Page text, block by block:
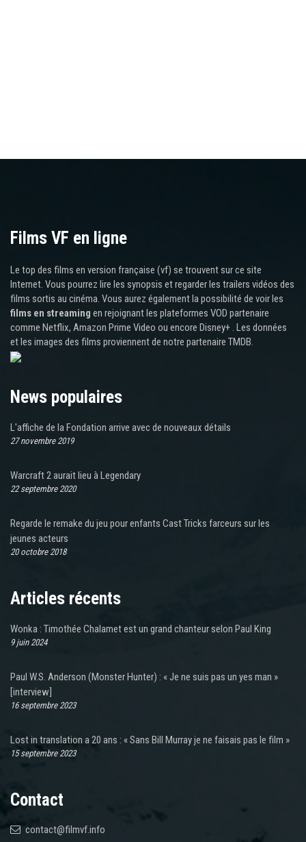
Films VF en ligne
Le top des films en version française (vf) se trouvent sur ce site
Internet. Vous pourrez lire les synopsis et regarder les trailers vidéos des
films sortis au cinéma. Vous aurez également la possibilité de voir les
films en streaming en rejoignant les plateformes VOD partenaire
comme Netflix, Amazon Prime Video ou encore Disney+ . Les données
et les images des films proviennent de notre partenaire TMDB.
News populaires
L'affiche de la Fondation arrive avec de nouveaux détails
27 novembre 2019
Warcraft 2 aurait lieu à Legendary
22 septembre 2020
Regarde le remake du jeu pour enfants Cast Tricks farceurs sur les
jeunes acteurs
20 octobre 2018
Articles récents
Wonka : Timothée Chalamet est un grand chanteur selon Paul King
9 juin 2024
Paul W.S. Anderson (Monster Hunter) : « Je ne suis pas un yes man »
[interview]
16 septembre 2023
Lost in translation a 20 ans : « Sans Bill Murray je ne faisais pas le film »
15 septembre 2023
Contact
contact@filmvf.info